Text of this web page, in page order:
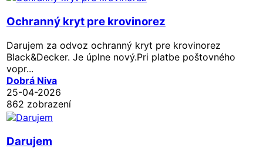
Ochranný kryt pre krovinorez
Darujem za odvoz ochranný kryt pre krovinorez
Black&Decker. Je úplne nový.Pri platbe poštovného
vopr...
Dobrá Niva
25-04-2026
862 zobrazení
Darujem